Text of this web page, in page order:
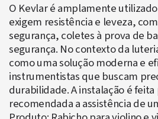
O Kevlar é amplamente
exigem resistência e leveza,
segurança, coletes à prova de
segurança. No contexto da
como uma solução moderna e
instrumentistas que buscam
durabilidade. A instalação é
recomendada a assistência de